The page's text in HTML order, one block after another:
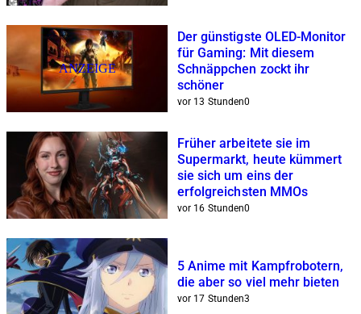
ANZEIGE
Der günstigste OLED-Monitor
für Gaming: Mit diesem
Schnäppchen zockt ihr
schöner
vor 13 Stunden0
Früher arbeitete sie im
Supermarkt, heute kümmert
sie sich um eins der
erfolgreichsten MMOs
vor 16 Stunden0
5 Anime mit Kampfrobotern,
die aber so viel mehr bieten
vor 17 Stunden3